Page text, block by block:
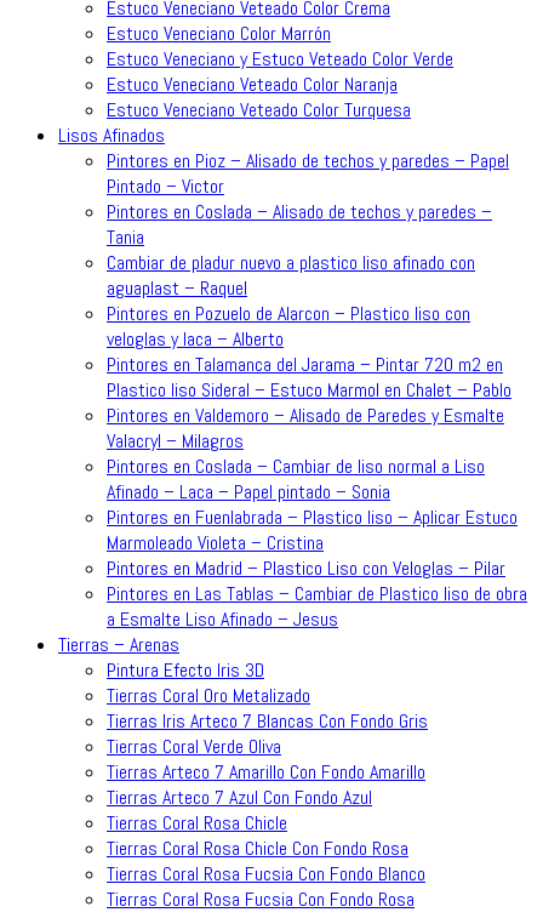
Estuco Veneciano Veteado Color Crema
Estuco Veneciano Color Marrón
Estuco Veneciano y Estuco Veteado Color Verde
Estuco Veneciano Veteado Color Naranja
Estuco Veneciano Veteado Color Turquesa
Lisos Afinados
Pintores en Pioz – Alisado de techos y paredes – Papel
Pintado – Victor
Pintores en Coslada – Alisado de techos y paredes –
Tania
Cambiar de pladur nuevo a plastico liso afinado con
aguaplast – Raquel
Pintores en Pozuelo de Alarcon – Plastico liso con
veloglas y laca – Alberto
Pintores en Talamanca del Jarama – Pintar 720 m2 en
Plastico liso Sideral – Estuco Marmol en Chalet – Pablo
Pintores en Valdemoro – Alisado de Paredes y Esmalte
Valacryl – Milagros
Pintores en Coslada – Cambiar de liso normal a Liso
Afinado – Laca – Papel pintado – Sonia
Pintores en Fuenlabrada – Plastico liso – Aplicar Estuco
Marmoleado Violeta – Cristina
Pintores en Madrid – Plastico Liso con Veloglas – Pilar
Pintores en Las Tablas – Cambiar de Plastico liso de obra
a Esmalte Liso Afinado – Jesus
Tierras – Arenas
Pintura Efecto Iris 3D
Tierras Coral Oro Metalizado
Tierras Iris Arteco 7 Blancas Con Fondo Gris
Tierras Coral Verde Oliva
Tierras Arteco 7 Amarillo Con Fondo Amarillo
Tierras Arteco 7 Azul Con Fondo Azul
Tierras Coral Rosa Chicle
Tierras Coral Rosa Chicle Con Fondo Rosa
Tierras Coral Rosa Fucsia Con Fondo Blanco
Tierras Coral Rosa Fucsia Con Fondo Rosa